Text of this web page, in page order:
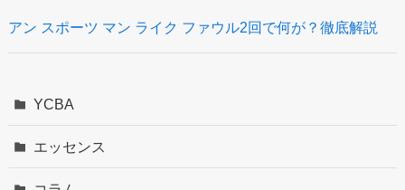
アン スポーツ マン ライク ファウル2回で何が？徹底解説
YCBA
エッセンス